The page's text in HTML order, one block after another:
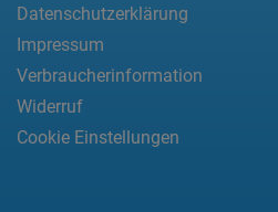
Datenschutzerklärung
Impressum
Verbraucherinformation
Widerruf
Cookie Einstellungen